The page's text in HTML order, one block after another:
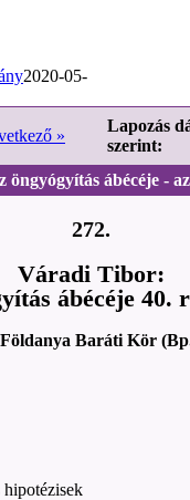
2020-05-
»
Lapozás
szerint:
ábécéje -
272.
Váradi Tibor:
ábécéje 40.
Baráti Kör
hipotézisek